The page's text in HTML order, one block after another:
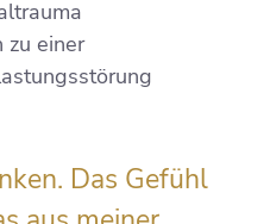
zu einer
Das Gefühl